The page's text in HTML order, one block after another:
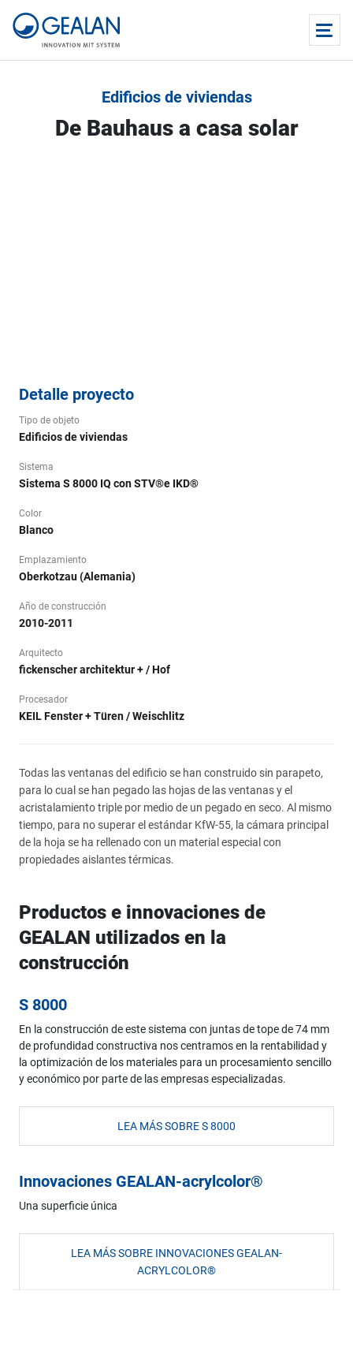
Edificios de viviendas
De Bauhaus a casa solar
Detalle proyecto
Tipo de objeto
Edificios de viviendas
Sistema
Sistema S 8000 IQ con STV®e IKD®
Color
Blanco
Emplazamiento
Oberkotzau (Alemania)
Año de construcción
2010-2011
Arquitecto
fickenscher architektur + / Hof
Procesador
KEIL Fenster + Türen / Weischlitz
Todas las ventanas del edificio se han construido sin parapeto,
para lo cual se han pegado las hojas de las ventanas y el
acristalamiento triple por medio de un pegado en seco. Al mismo
tiempo, para no superar el estándar KfW-55, la cámara principal
de la hoja se ha rellenado con un material especial con
propiedades aislantes térmicas.
Productos e innovaciones de
GEALAN utilizados en la
construcción
S 8000
En la construcción de este sistema con juntas de tope de 74 mm
de profundidad constructiva nos centramos en la rentabilidad y
la optimización de los materiales para un procesamiento sencillo
y económico por parte de las empresas especializadas.
LEA MÁS SOBRE S 8000
Innovaciones GEALAN-acrylcolor®
Una superficie única
LEA MÁS SOBRE INNOVACIONES GEALAN-
ACRYLCOLOR®